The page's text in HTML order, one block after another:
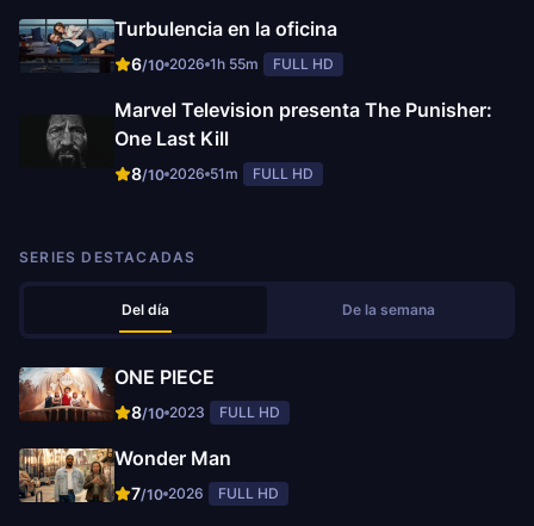
Turbulencia en la oficina
6/10 2026 1h 55m FULL HD
Marvel Television presenta The Punisher:
One Last Kill
8/10 2026 51m FULL HD
SERIES DESTACADAS
Del día De la semana
ONE PIECE
8/10 2023 FULL HD
Wonder Man
7/10 2026 FULL HD